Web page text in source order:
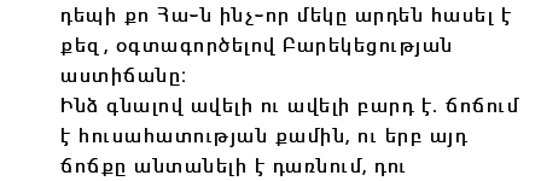
դեպի քո Հա֊ն ինչ֊որ մեկը արդեն հասել է
քեզ, օգտագործելով Բարեկեցության
աստիճանը։
Ինձ գնալով ավելի ու ավելի բարդ է․ ճոճում
է հուսահատության քամին, ու երբ այդ
ճոճքը անտանելի է դառնում, դու